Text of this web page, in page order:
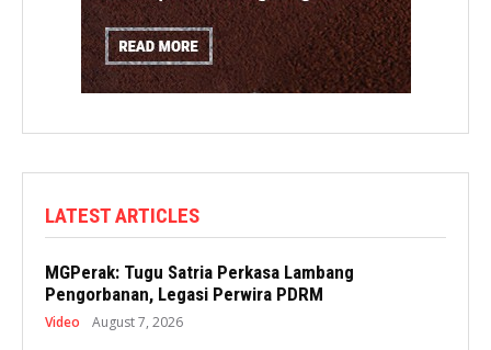
LATEST ARTICLES
MGPerak: Tugu Satria Perkasa Lambang
Pengorbanan, Legasi Perwira PDRM
Video August 7, 2026